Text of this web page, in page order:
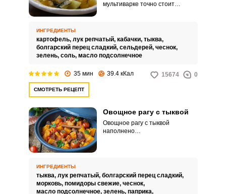
мультиварке точно стоит
приготовить на обед или ужин?
Даем подсказку – это овощное
рагу! Сочные овощи, такие как
тыква, кабачок и перец отлично
Чеснок и сельдерей придает
ИНГРЕДИЕНТЫ
картофель, лук репчатый, кабачки, тыква,
болгарский перец сладкий, сельдерей, чеснок,
зелень, соль, масло подсолнечное
35 мин 39.4 кКал 15674 0
СМОТРЕТЬ РЕЦЕПТ
Овощное рагу с тыквой
Овощное рагу с тыквой
наполнено
ИНГРЕДИЕНТЫ
тыква, лук репчатый, болгарский перец сладкий,
морковь, помидоры свежие, чеснок,
масло подсолнечное, зелень, паприка,